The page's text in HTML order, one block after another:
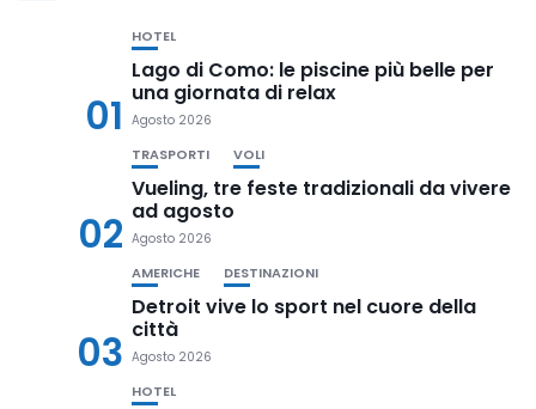
01
HOTEL
Lago di Como: le piscine più belle per
una giornata di relax
Agosto 2026
02
TRASPORTI VOLI
Vueling, tre feste tradizionali da vivere
ad agosto
Agosto 2026
03
AMERICHE DESTINAZIONI
Detroit vive lo sport nel cuore della
città
Agosto 2026
HOTEL